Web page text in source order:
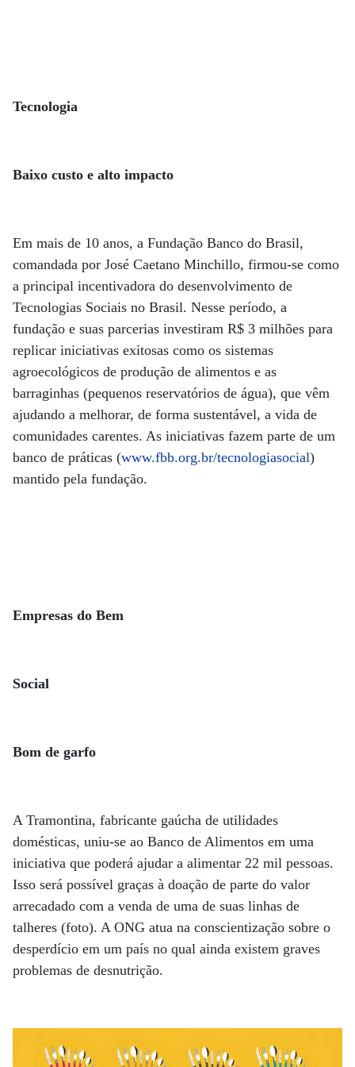
Tecnologia
Baixo custo e alto impacto
Em mais de 10 anos, a Fundação Banco do Brasil,
comandada por José Caetano Minchillo, firmou-se como
a principal incentivadora do desenvolvimento de
Tecnologias Sociais no Brasil. Nesse período, a
fundação e suas parcerias investiram R$ 3 milhões para
replicar iniciativas exitosas como os sistemas
agroecológicos de produção de alimentos e as
barraginhas (pequenos reservatórios de água), que vêm
ajudando a melhorar, de forma sustentável, a vida de
comunidades carentes. As iniciativas fazem parte de um
banco de práticas (www.fbb.org.br/tecnologiasocial)
mantido pela fundação.
Empresas do Bem
Social
Bom de garfo
A Tramontina, fabricante gaúcha de utilidades
domésticas, uniu-se ao Banco de Alimentos em uma
iniciativa que poderá ajudar a alimentar 22 mil pessoas.
Isso será possível graças à doação de parte do valor
arrecadado com a venda de uma de suas linhas de
talheres (foto). A ONG atua na conscientização sobre o
desperdício em um país no qual ainda existem graves
problemas de desnutrição.